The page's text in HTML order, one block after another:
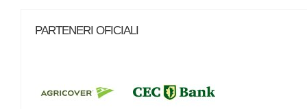
PARTENERI OFICIALI